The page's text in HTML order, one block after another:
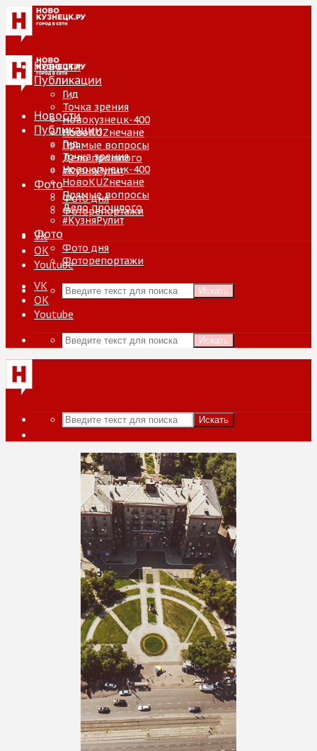
Новости
Публикации
Гид
Точка зрения
Новокузнецк-400
НовоKUZнечане
Прямые вопросы
Дело прошлого
#КузняРулит
Фото
Фото дня
Фоторепортажи
VK
ОК
Youtube
Искать
Новости
Публикации
Гид
Точка зрения
Новокузнецк-400
НовоKUZнечане
Прямые вопросы
Дело прошлого
#КузняРулит
Фото
Фото дня
Фоторепортажи
VK
ОК
Youtube
Искать
Искать